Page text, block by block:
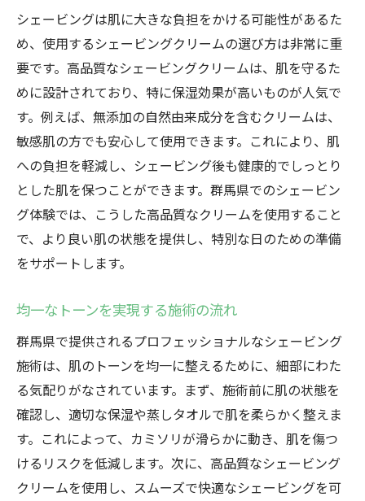
シェービングは肌に大きな負担をかける可能性があるた
め、使用するシェービングクリームの選び方は非常に重
要です。高品質なシェービングクリームは、肌を守るた
めに設計されており、特に保湿効果が高いものが人気で
す。例えば、無添加の自然由来成分を含むクリームは、
敏感肌の方でも安心して使用できます。これにより、肌
への負担を軽減し、シェービング後も健康的でしっとり
とした肌を保つことができます。群馬県でのシェービン
グ体験では、こうした高品質なクリームを使用すること
で、より良い肌の状態を提供し、特別な日のための準備
をサポートします。
均一なトーンを実現する施術の流れ
群馬県で提供されるプロフェッショナルなシェービング
施術は、肌のトーンを均一に整えるために、細部にわた
る気配りがなされています。まず、施術前に肌の状態を
確認し、適切な保湿や蒸しタオルで肌を柔らかく整えま
す。これによって、カミソリが滑らかに動き、肌を傷つ
けるリスクを低減します。次に、高品質なシェービング
クリームを使用し、スムーズで快適なシェービングを可